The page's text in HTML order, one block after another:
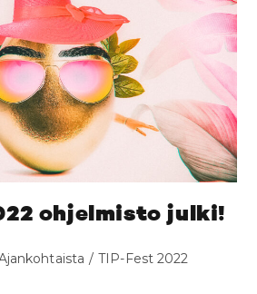
ohjelmisto julki!
/ TIP-Fest 2022